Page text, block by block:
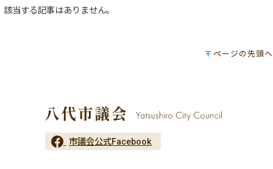
該当する記事はありません。
ページの先頭へ
市議会公式Facebook